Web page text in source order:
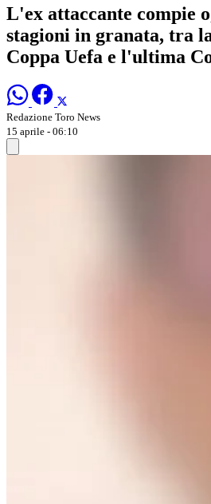
L'ex attaccante compie
stagioni in granata, tra
Coppa Uefa e l'ultima
Redazione Toro News
15 aprile - 06:10